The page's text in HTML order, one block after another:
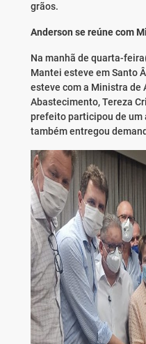
grãos.
Anderson se reúne com
Na manhã de quarta-
Mantei esteve em Santo
esteve com a Ministra de
Abastecimento, Tereza
prefeito participou de um
também entregou